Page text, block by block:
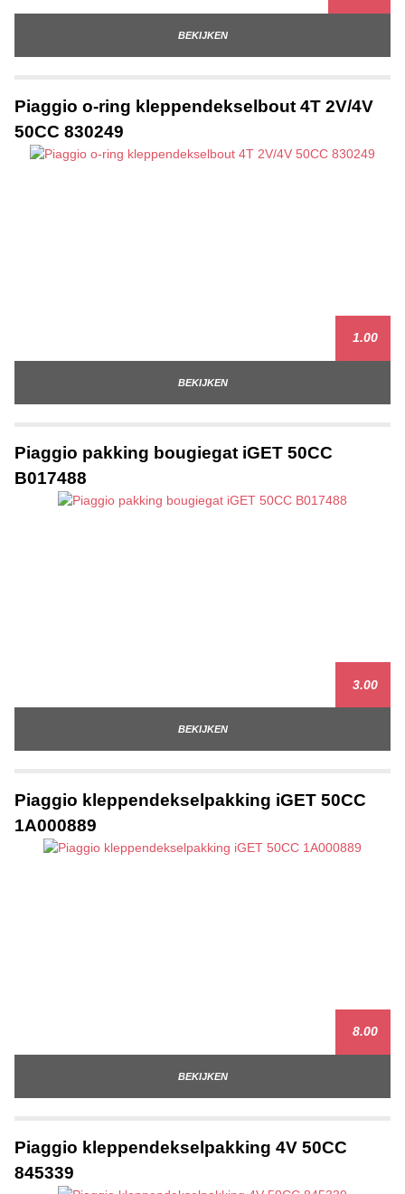
BEKIJKEN
Piaggio o-ring kleppendekselbout 4T 2V/4V
50CC 830249
1.00
BEKIJKEN
Piaggio pakking bougiegat iGET 50CC
B017488
3.00
BEKIJKEN
Piaggio kleppendekselpakking iGET 50CC
1A000889
8.00
BEKIJKEN
Piaggio kleppendekselpakking 4V 50CC
845339